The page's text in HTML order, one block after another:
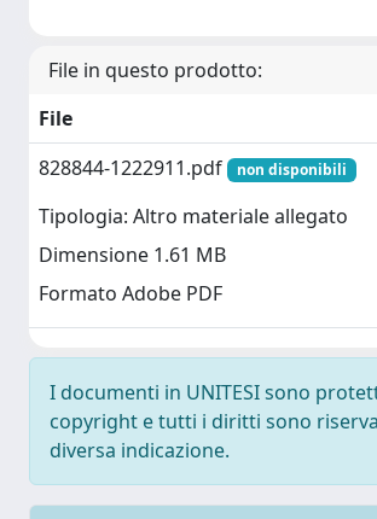
File in questo prodotto:
File
828844-1222911.pdf
non disponibili
Tipologia: Altro materiale allegato
Dimensione 1.61 MB
Formato Adobe PDF
I documenti in UNITESI sono
copyright e tutti i diritti sono
diversa indicazione.